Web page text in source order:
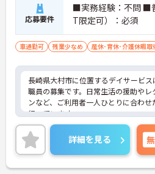
応募要件
■実務経験：不問 ■
T限定可）：必須
車通勤可 残業少なめ 産休･育休･介護休暇取
長崎県大村市に位置するデイサービ
職員の募集です。日常生活の援助やレ
ンなど、ご利用者一人ひとりに合わせ
行っています。
勤務時間はシフト制で、午前のみの
無理なくご勤務いただけます。また、
～5時間程度なのでワークライフバラ
がらご勤務いただけます。
ご興味のある方には、面接対策ポイン
詳細を見る